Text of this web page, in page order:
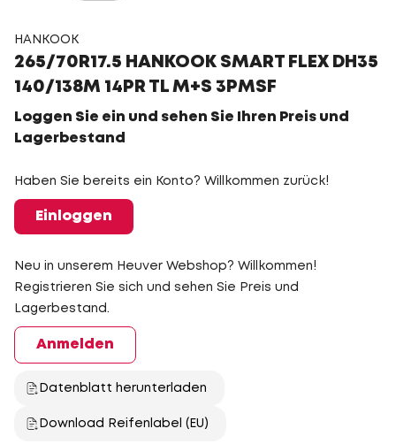
HANKOOK
265/70R17.5 HANKOOK SMART FLEX DH35
140/138M 14PR TL M+S 3PMSF
Loggen Sie ein und sehen Sie Ihren Preis und
Lagerbestand
Haben Sie bereits ein Konto? Willkommen zurück!
Einloggen
Neu in unserem Heuver Webshop? Willkommen!
Registrieren Sie sich und sehen Sie Preis und
Lagerbestand.
Anmelden
Datenblatt herunterladen
Download Reifenlabel (EU)